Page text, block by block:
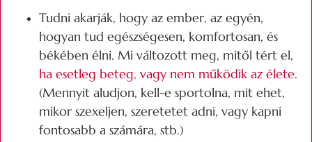
Tudni akarják, hogy az ember, az egyén,
hogyan tud egészségesen, komfortosan, és
békében élni. Mi változott meg, mitől tért el,
ha esetleg beteg, vagy nem működik az élete.
(Mennyit aludjon, kell-e sportolna, mit ehet,
mikor szexeljen, szeretetet adni, vagy kapni
fontosabb a számára, stb.)